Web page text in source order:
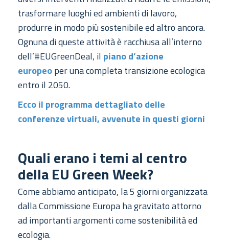
trasformare luoghi ed ambienti di lavoro,
produrre in modo più sostenibile ed altro ancora.
Ognuna di queste attività è racchiusa all’interno
dell’#EUGreenDeal, il piano d’azione
europeoper una completa transizione ecologica
entro il 2050.
Ecco il programma dettagliato delle
conferenze virtuali, avvenute in questi giorni
Quali erano i temi al centro
della EU Green Week?
Come abbiamo anticipato, la 5 giorni organizzata
dalla Commissione Europa ha gravitato attorno
ad importanti argomenti come sostenibilità ed
ecologia.